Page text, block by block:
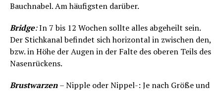
Bauchnabel. Am häufigsten darüber.
Bridge:In 7 bis 12 Wochen sollte alles abgeheilt sein.
Der Stichkanal befindet sich horizontal in zwischen den,
bzw. in Höhe der Augen in der Falte des oberen Teils des
Nasenrückens.
Brustwarzen – Nipple oder Nippel-: Je nach Größe und